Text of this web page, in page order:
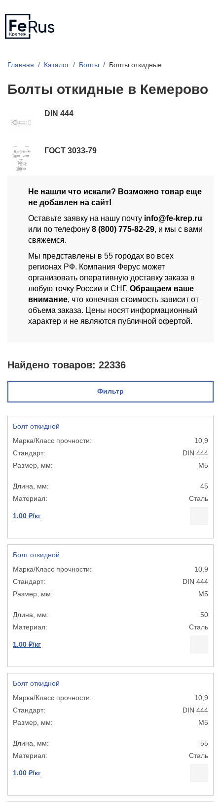
Главная Каталог Болты Болты откидные
Болты откидные в Кемерово
DIN 444
ГОСТ 3033-79
Не нашли что искали? Возможно товар еще
не добавлен на сайт!
Оставьте заявку на нашу почту info@fe-krep.ru
или по телефону 8 (800) 775-82-29, и мы с вами
свяжемся.
Мы представлены в 55 городах во всех
регионах РФ. Компания Ферус может
организовать оперативную доставку заказа в
любую точку России и СНГ. Обращаем ваше
внимание, что конечная стоимость зависит от
объема заказа. Цены носят информационный
характер и не являются публичной офертой.
Найдено товаров: 22336
Фильтр
Болт откидной
10,9
DIN 444
М5
45
Сталь
1.00 ₽/кг
Болт откидной
10,9
DIN 444
М5
50
Сталь
1.00 ₽/кг
Болт откидной
10,9
DIN 444
М5
55
Сталь
1.00 ₽/кг